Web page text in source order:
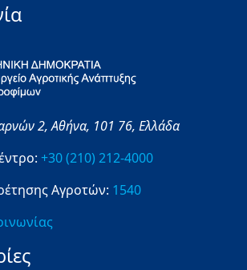
2,Αθήνα, 101 76, Ελλάδα
+30 (210) 212-4000
Αγροτών: 1540